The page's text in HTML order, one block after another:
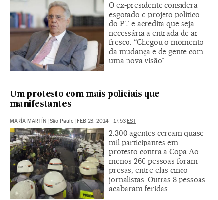
O ex-presidente considera
esgotado o projeto político
do PT e acredita que seja
necessária a entrada de ar
fresco: “Chegou o momento
da mudança e de gente com
uma nova visão”
Um protesto com mais policiais que
manifestantes
MARÍA MARTÍN | São Paulo | FEB 23, 2014 - 17:53 EST
2.300 agentes cercam quase
mil participantes em
protesto contra a Copa Ao
menos 260 pessoas foram
presas, entre elas cinco
jornalistas. Outras 8 pessoas
acabaram feridas